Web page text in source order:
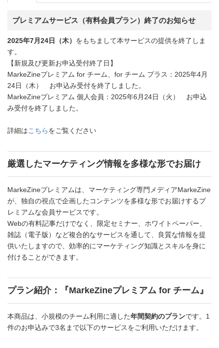
プレミアムサービス（有料会員プラン）終了のお知らせ
2025年7月24日（木） をもちまして本サービスの提供を終了しま
す。
【新規及び更新お申込受付終了日】
MarkeZineプレミアム for チーム、for チーム プラス：2025年4月
24日（木） お申込み受付を終了しました。
MarkeZineプレミアム 個人会員：2025年6月24日（火） お申込
み受付を終了しました。
詳細はこちらをご覧ください
厳選したマーケティング情報を多様な形でお届け
MarkeZineプレミアムは、マーケティング専門メディアMarkeZine
が、独自の視点で企画したコンテンツを多様な形でお届けするプ
レミアムな会員サービスです。
Webの有料記事だけでなく、限定セミナー、ホワイトペーパー、
雑誌（電子版）など複合的なサービスを通して、良質な情報を提
供いたしますので、効率的にマーケティング知識とスキルを身に
付けることができます。
プラン紹介：『MarkeZineプレミアム for チーム』
本商品は、小規模のチーム利用に適した年間契約のプランです。1
件のお申込みで3名まで以下のサービスをご利用いただけます。